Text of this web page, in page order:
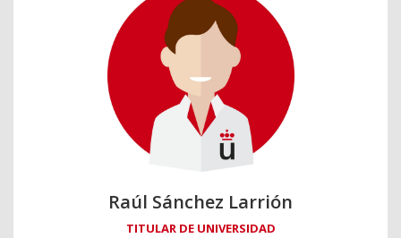
Raúl Sánchez Larrión
TITULAR DE UNIVERSIDAD